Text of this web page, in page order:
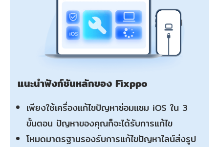
แนะนำฟังก์ชันหลักของ Fixppo
เพียงใช้เครื่องแก้ไขปัญหาซ่อมแซม iOS ใน 3
ขั้นตอน ปัญหาของคุณก็จะได้รับการแก้ไข
โหมดมาตรฐานรองรับการแก้ไขปัญหาไลน์ส่งรูป